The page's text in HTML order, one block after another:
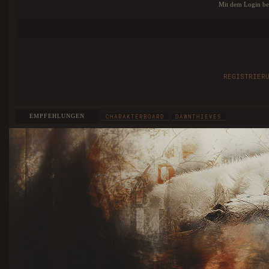
Mit dem Login
EMPFEHLUNGEN CHARAKTERBOARD DAWNTHIEVES